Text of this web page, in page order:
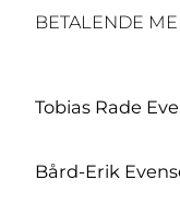
BETALENDE
Tobias Rade
Bård-Erik